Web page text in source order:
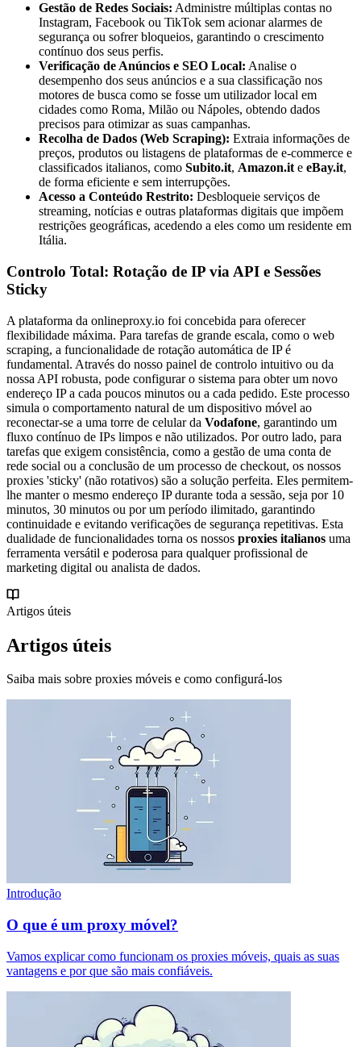
Gestão de Redes Sociais: Administre múltiplas contas no
Instagram, Facebook ou TikTok sem acionar alarmes de
segurança ou sofrer bloqueios, garantindo o crescimento
contínuo dos seus perfis.
Verificação de Anúncios e SEO Local: Analise o
desempenho dos seus anúncios e a sua classificação nos
motores de busca como se fosse um utilizador local em
cidades como Roma, Milão ou Nápoles, obtendo dados
precisos para otimizar as suas campanhas.
Recolha de Dados (Web Scraping): Extraia informações de
preços, produtos ou listagens de plataformas de e-commerce e
classificados italianos, como Subito.it, Amazon.it e eBay.it,
de forma eficiente e sem interrupções.
Acesso a Conteúdo Restrito: Desbloqueie serviços de
streaming, notícias e outras plataformas digitais que impõem
restrições geográficas, acedendo a eles como um residente em
Itália.
Controlo Total: Rotação de IP via API e Sessões
Sticky
A plataforma da onlineproxy.io foi concebida para oferecer
flexibilidade máxima. Para tarefas de grande escala, como o web
scraping, a funcionalidade de rotação automática de IP é
fundamental. Através do nosso painel de controlo intuitivo ou da
nossa API robusta, pode configurar o sistema para obter um novo
endereço IP a cada poucos minutos ou a cada pedido. Este processo
simula o comportamento natural de um dispositivo móvel ao
reconectar-se a uma torre de celular da Vodafone, garantindo um
fluxo contínuo de IPs limpos e não utilizados. Por outro lado, para
tarefas que exigem consistência, como a gestão de uma conta de
rede social ou a conclusão de um processo de checkout, os nossos
proxies 'sticky' (não rotativos) são a solução perfeita. Eles permitem-
lhe manter o mesmo endereço IP durante toda a sessão, seja por 10
minutos, 30 minutos ou por um período ilimitado, garantindo
continuidade e evitando verificações de segurança repetitivas. Esta
dualidade de funcionalidades torna os nossos proxies italianos uma
ferramenta versátil e poderosa para qualquer profissional de
marketing digital ou analista de dados.
Artigos úteis
Artigos úteis
Saiba mais sobre proxies móveis e como configurá-los
Introdução
O que é um proxy móvel?
Vamos explicar como funcionam os proxies móveis, quais as suas
vantagens e por que são mais confiáveis.